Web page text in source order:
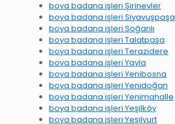
boya badana işleri Şirinevler
boya badana işleri Siyavuşpaşa
boya badana işleri Soğanlı
boya badana işleri Talatpaşa
boya badana işleri Terazidere
boya badana işleri Yayla
boya badana işleri Yenibosna
boya badana işleri Yenidoğan
boya badana işleri Yenimahalle
boya badana işleri Yeşilköy
boya badana işleri Yeşilyurt